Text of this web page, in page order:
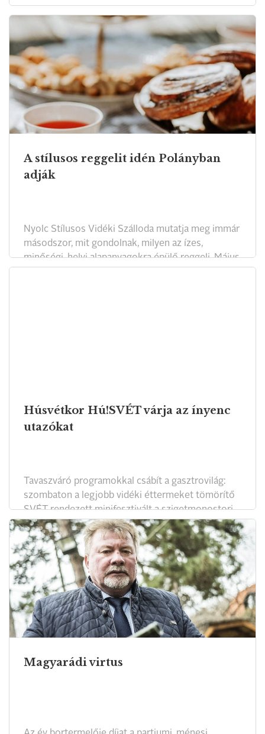
A stílusos reggelit idén Polányban
adják
Nyolc Stílusos Vidéki Szálloda mutatja meg immár
másodszor, mit gondolnak, milyen az ízes,
minőségi, helyi alapanyagokra épülő reggeli. Május
Húsvétkor Hú!SVÉT várja az ínyenc
utazókat
Tavaszváró programokkal csábít a gasztrovilág:
szombaton a legjobb vidéki éttermeket tömörítő
SVÉT rendezett minifesztivált a szigetmonostori
Rosinante Fogadóban.
Magyarádi virtus